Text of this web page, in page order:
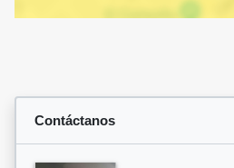
Contáctanos